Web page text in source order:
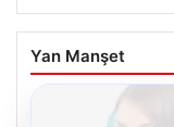
Yan Manşet